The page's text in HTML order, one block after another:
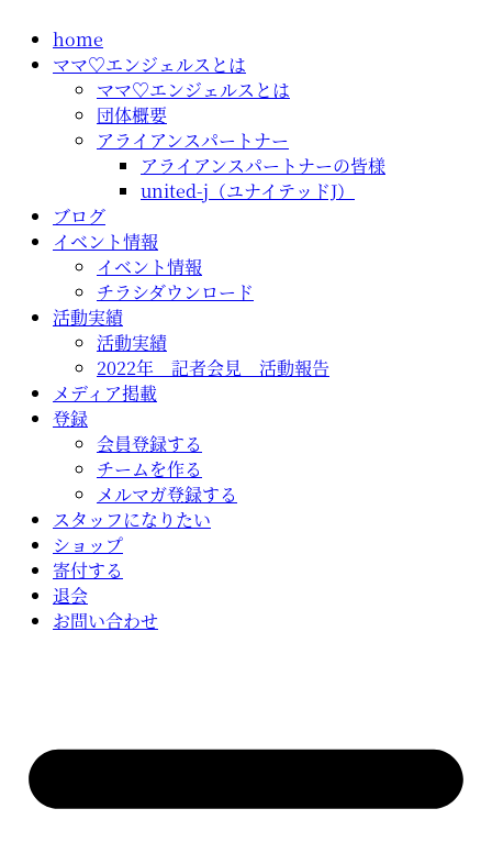
home
ママ♡エンジェルスとは
ママ♡エンジェルスとは
団体概要
アライアンスパートナー
アライアンスパートナーの皆様
united-j（ユナイテッドJ）
ブログ
イベント情報
イベント情報
チラシダウンロード
活動実績
活動実績
2022年 記者会見 活動報告
メディア掲載
登録
会員登録する
チームを作る
メルマガ登録する
スタッフになりたい
ショップ
寄付する
退会
お問い合わせ